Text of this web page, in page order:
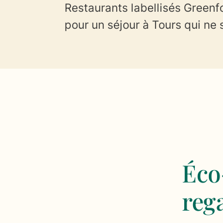
Restaurants labellisés
pour un séjour à Tours qui